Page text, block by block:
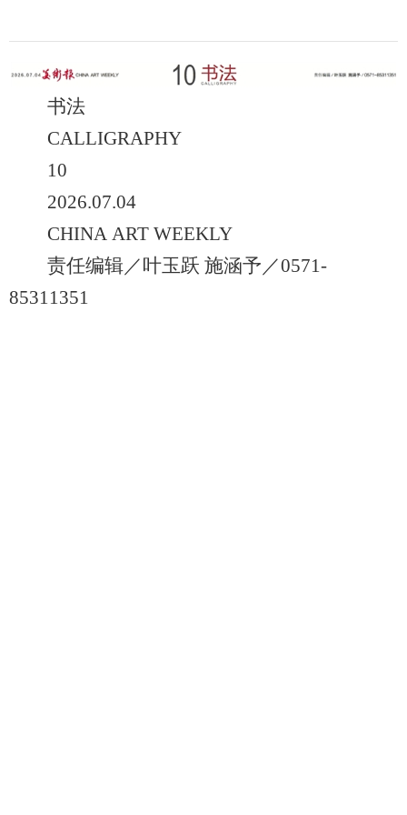
书法
CALLIGRAPHY
10
2026.07.04
CHINA ART WEEKLY
责任编辑／叶玉跃 施涵予／0571-
85311351